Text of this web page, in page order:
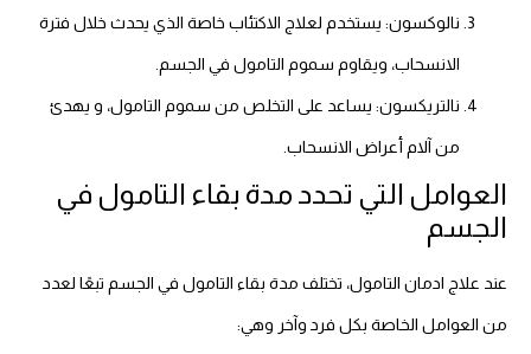
نالوكسون: يستخدم لعلاج الاكتئاب خاصة الذي يحدث خلال فترة
الانسحاب، ويقاوم سموم التامول في الجسم.
نالتريكسون: يساعد على التخلص من سموم التامول، و يهدئ
من آلام أعراض الانسحاب.
العوامل التي تحدد مدة بقاء التامول في
الجسم
عند علاج ادمان التامول، تختلف مدة بقاء التامول في الجسم تبعًا لعدد
من العوامل الخاصة بكل فرد وآخر وهي: